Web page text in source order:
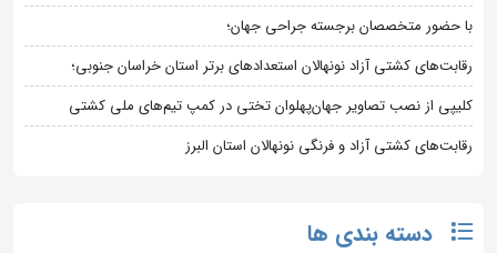
با حضور متخصصان برجسته جراحی جهان؛
رقابت‌های کشتی آزاد نونهالان استعدادهای برتر استان خراسان جنوبی؛
کلیپی از نصب تصاویر جهان‌پهلوان تختی در کمپ تیم‌های ملی کشتی
رقابت‌های کشتی آزاد و فرنگی نونهالان استان البرز
دسته بندی ها